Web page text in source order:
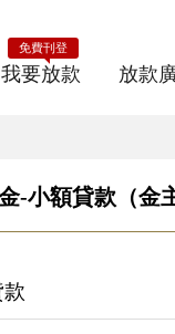
我要放款
免費刊登
放款
小額貸款（金